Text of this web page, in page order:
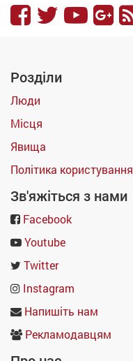
Розділи
Люди
Місця
Явища
Політика користування
Зв'яжіться з нами
Facebook
Youtube
Twitter
Instagram
Напишіть нам
Рекламодавцям